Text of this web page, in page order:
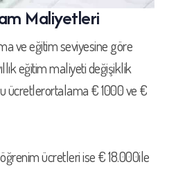
Maliyetleri​
ve eğitim seviyesine göre
eğitim maliyeti değişiklik
ücretlerortalama € 1000 ve €
ücretleri ise € 18.000ile